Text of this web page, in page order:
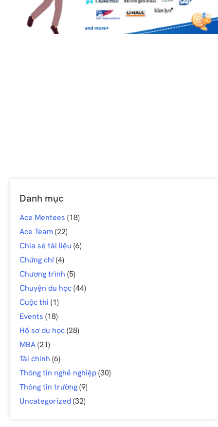
Danh mục
Ace Mentees (18)
Ace Team(22)
Chia sẻ tài liệu (6)
Chứng chỉ(4)
Chương trình (5)
Chuyện du học(44)
Cuộc thi (1)
Events (18)
Hồ sơ du học(28)
MBA(21)
Tài chính (6)
Thông tin nghề nghiệp(30)
Thông tin trường(9)
Uncategorized(32)